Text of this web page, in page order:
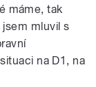
máme, tak
mluvil s
na D1, na